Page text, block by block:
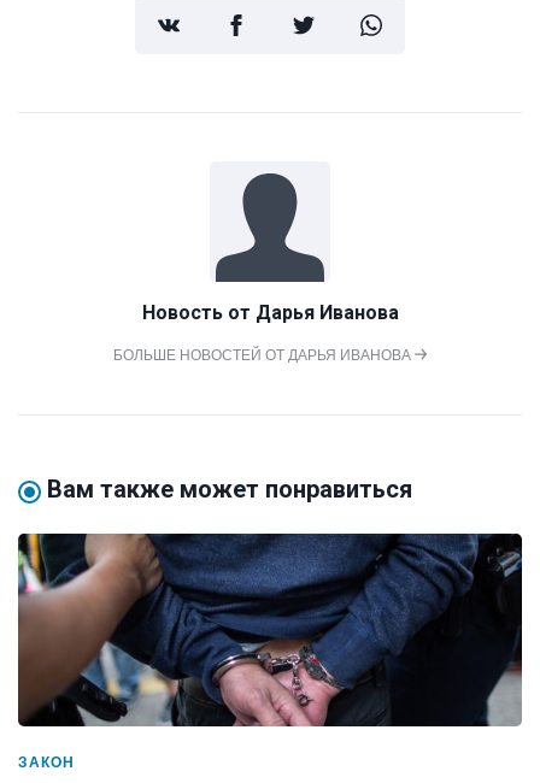
Новость от Дарья Иванова
БОЛЬШЕ НОВОСТЕЙ ОТ ДАРЬЯ ИВАНОВА
Вам также может понравиться
ЗАКОН